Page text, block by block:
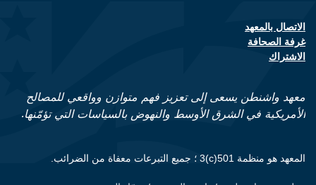
Footer contact links
الاتصال بالمعهد
غرفة الصحافة
الاشتراك
معهد واشنطن يسعى إلى تعزيز فهم متوازن وواقعي للمصالح
الأمريكية في الشرق الأوسط والنهوض بالسياسات التي تؤمّنها.
المعهد هو منظمة 501(c)3 ؛ جميع التبرعات معفاة من الضرائب.